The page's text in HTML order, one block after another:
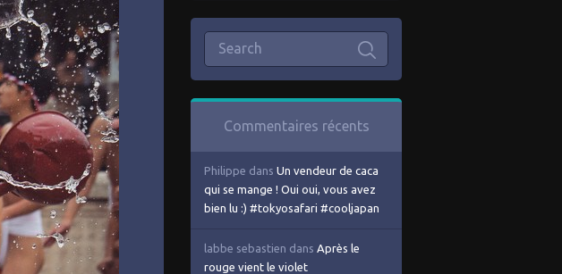
Commentaires récents
Philippe dans Un vendeur de caca
qui se mange ! Oui oui, vous avez
bien lu :) #tokyosafari #cooljapan
labbe sebastien dans Après le
rouge vient le violet